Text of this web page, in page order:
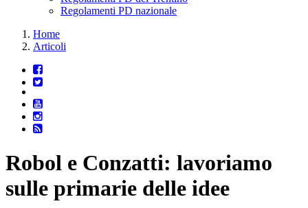
Regolamenti PD nazionale
Home
Articoli
Robol e Conzatti: lavoriamo
sulle primarie delle idee